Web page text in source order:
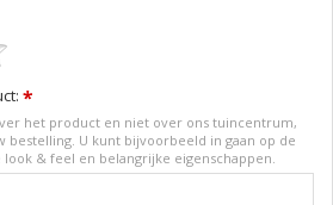
*
het product en niet over ons tuincentrum,
bestelling. U kunt bijvoorbeeld in gaan op de
& feel en belangrijke eigenschappen.